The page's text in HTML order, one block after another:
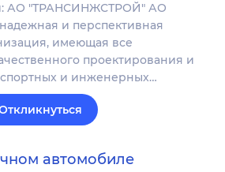
АО "ТРАНСИНЖСТРОЙ" АО
и перспективная
имеющая все
проектирования и
и инженерных…
автомобиле